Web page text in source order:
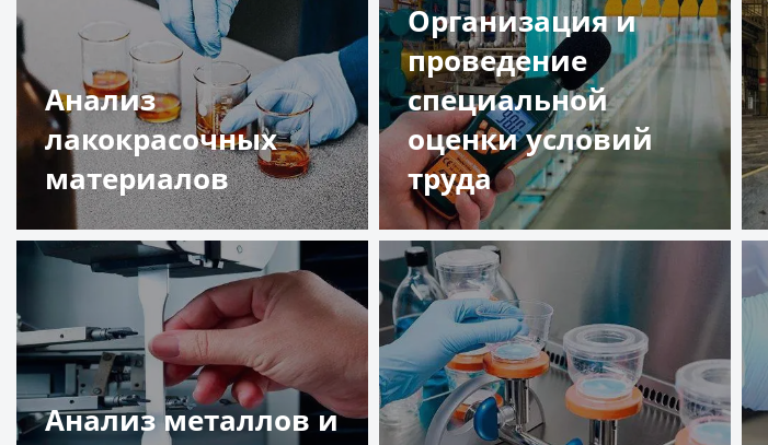
Анализ
лакокрасочных
материалов
Подробнее
Организация и
проведение
специальной
оценки условий
труда
Подробнее
Анализ металлов и